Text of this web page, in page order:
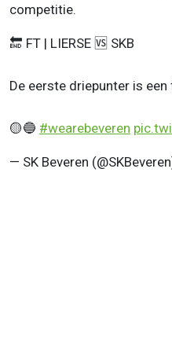
competitie.
🔚 FT | LIERSE 🆚 SKB
De eerste driepunter is een
🟡🔵 #wearebeveren
— SK Beveren